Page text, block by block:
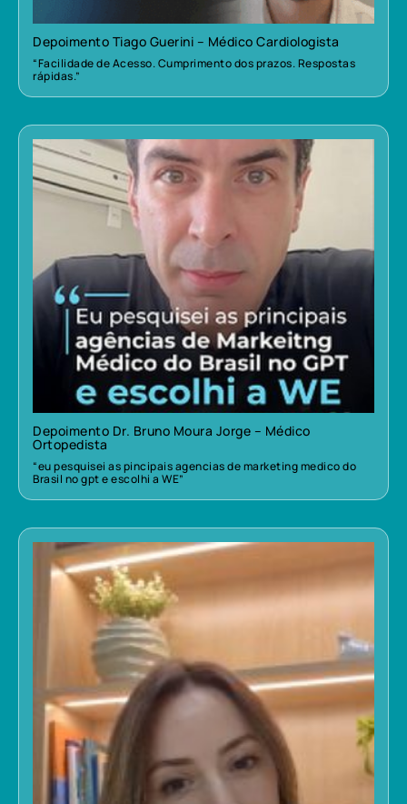
Depoimento Tiago Guerini – Médico Cardiologista
“Facilidade de Acesso. Cumprimento dos prazos. Respostas
rápidas.”
Depoimento Dr. Bruno Moura Jorge – Médico
Ortopedista
“eu pesquisei as pincipais agencias de marketing medico do
Brasil no gpt e escolhi a WE”